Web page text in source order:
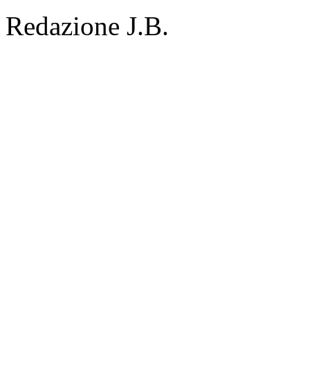
Redazione J.B.